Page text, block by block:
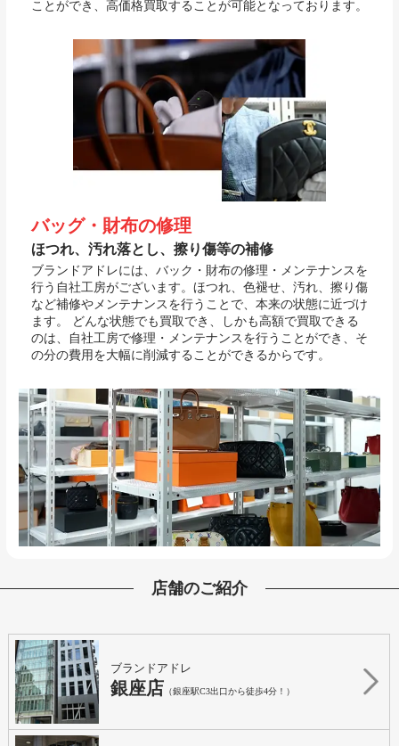
ことができ、高価格買取することが可能となっております。
バッグ・財布の修理
ほつれ、汚れ落とし、擦り傷等の補修
ブランドアドレには、バック・財布の修理・メンテナンスを
行う自社工房がございます。ほつれ、色褪せ、汚れ、擦り傷
など補修やメンテナンスを行うことで、本来の状態に近づけ
ます。 どんな状態でも買取でき、しかも高額で買取できる
のは、自社工房で修理・メンテナンスを行うことができ、そ
の分の費用を大幅に削減することができるからです。
店舗のご紹介
ブランドアドレ
銀座店 （銀座駅C3出口から徒歩4分！）